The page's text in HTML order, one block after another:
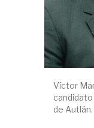
Víctor
de